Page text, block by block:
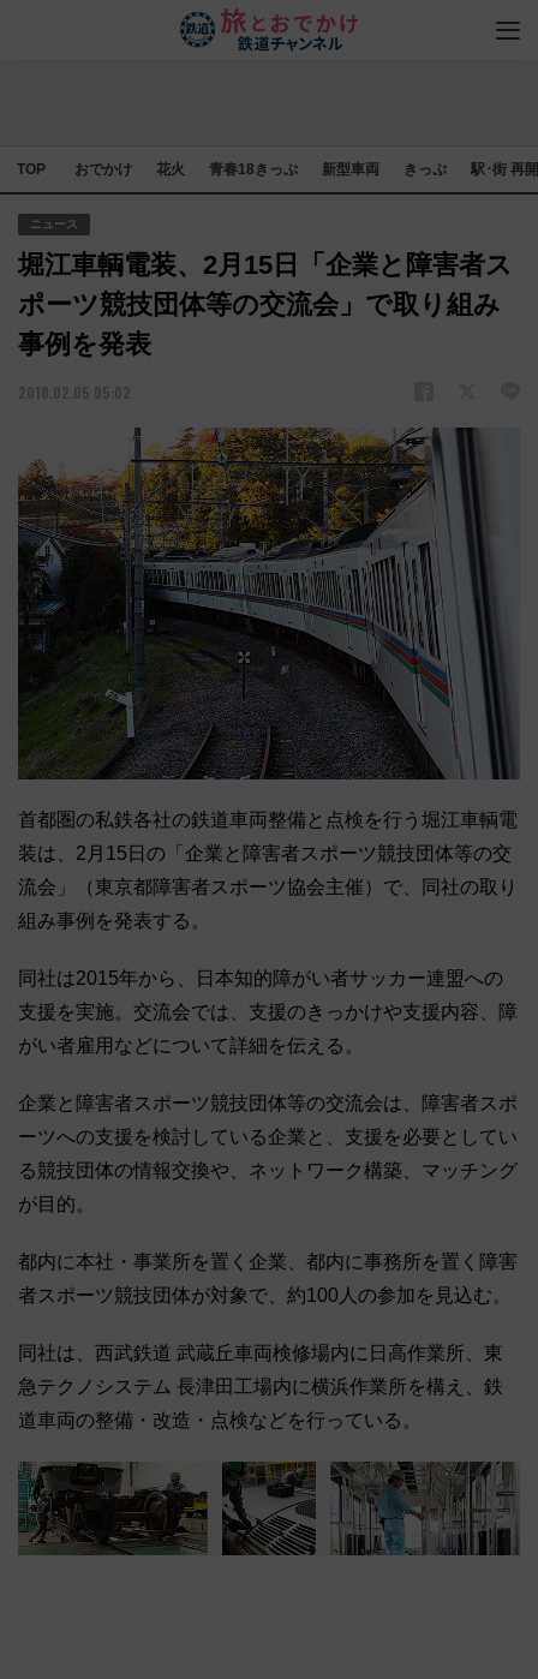
TOP おでかけ 花火 青春18きっぷ 新型車両 きっぷ 駅･街 再
ニュース
堀江車輌電装、2月15日「企業と障害者ス
ポーツ競技団体等の交流会」で取り組み
事例を発表
2018.02.05 05:02
首都圏の私鉄各社の鉄道車両整備と点検を行う堀江車輌電
装は、2月15日の「企業と障害者スポーツ競技団体等の交
流会」（東京都障害者スポーツ協会主催）で、同社の取り
組み事例を発表する。
同社は2015年から、日本知的障がい者サッカー連盟への
支援を実施。交流会では、支援のきっかけや支援内容、障
がい者雇用などについて詳細を伝える。
企業と障害者スポーツ競技団体等の交流会は、障害者スポ
ーツへの支援を検討している企業と、支援を必要としてい
る競技団体の情報交換や、ネットワーク構築、マッチング
が目的。
都内に本社・事業所を置く企業、都内に事務所を置く障害
者スポーツ競技団体が対象で、約100人の参加を見込む。
同社は、西武鉄道 武蔵丘車両検修場内に日高作業所、東
急テクノシステム 長津田工場内に横浜作業所を構え、鉄
道車両の整備・改造・点検などを行っている。